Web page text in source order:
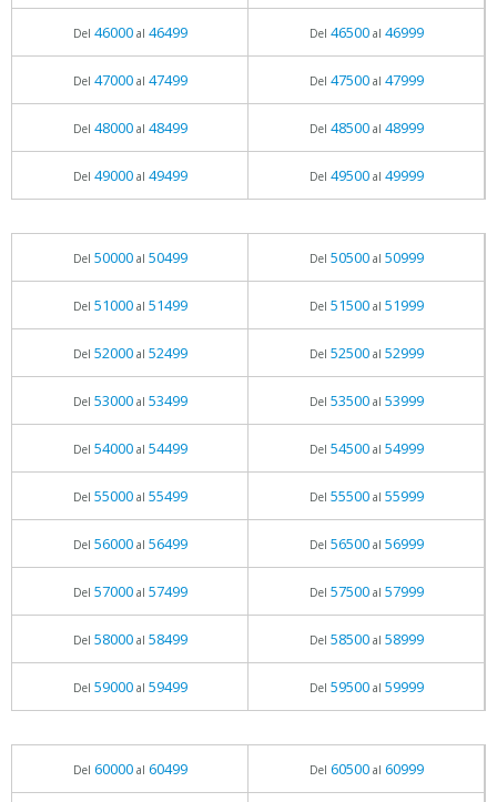
Del 46000al 46499 Del 46500al 46999
Del 47000al 47499 Del 47500al 47999
Del 48000al 48499 Del 48500al 48999
Del 49000al 49499 Del 49500al 49999
Del 50000al 50499 Del 50500al 50999
Del 51000al 51499 Del 51500al 51999
Del 52000al 52499 Del 52500al 52999
Del 53000al 53499 Del 53500al 53999
Del 54000al 54499 Del 54500al 54999
Del 55000al 55499 Del 55500al 55999
Del 56000al 56499 Del 56500al 56999
Del 57000al 57499 Del 57500al 57999
Del 58000al 58499 Del 58500al 58999
Del 59000al 59499 Del 59500al 59999
Del 60000al 60499 Del 60500al 60999